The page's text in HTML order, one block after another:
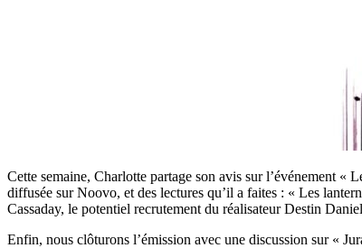
Cette semaine, Charlotte partage son avis sur l’événement «
diffusée sur Noovo, et des lectures qu’il a faites : « Les
Cassaday, le potentiel recrutement du réalisateur Destin
Enfin, nous clôturons l’émission avec une discussion sur «